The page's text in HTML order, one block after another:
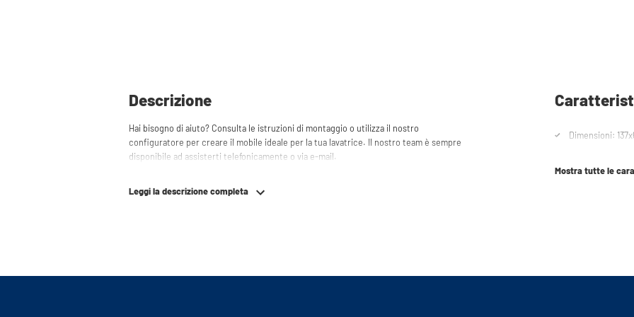
Descrizione
Hai bisogno di aiuto? Consulta le istruzioni di montaggio o utilizza il nostro
configuratore per creare il mobile ideale per la tua lavatrice. Il nostro team è sempre
disponibile ad assisterti telefonicamente o via e-mail.
Leggi la descrizione completa
Dimensioni:
Mostra tutte le